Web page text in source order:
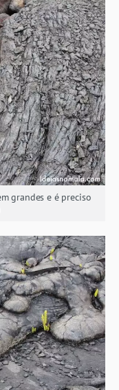
grandes e é preciso